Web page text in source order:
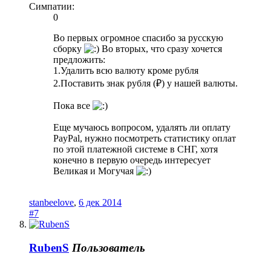
Симпатии:
0
Во первых огромное спасибо за русскую
сборку
Во вторых, что сразу хочется
предложить:
1.Удалить всю валюту кроме рубля
2.Поставить знак рубля (₽) у нашей валюты.
Пока все
Еще мучаюсь вопросом, удалять ли оплату
PayPal, нужно посмотреть статистику оплат
по этой платежной системе в СНГ, хотя
конечно в первую очередь интересует
Великая и Могучая
stanbeelove, 6 дек 2014
#7
RubenS Пользователь